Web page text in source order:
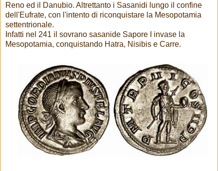
Reno ed il Danubio. Altrettanto i Sasanidi lungo il confine
dell'Eufrate, con l'intento di riconquistare la Mesopotamia
settentrionale.
Infatti nel 241 il sovrano sasanide Sapore I invase la
Mesopotamia, conquistando Hatra, Nisibis e Carre.